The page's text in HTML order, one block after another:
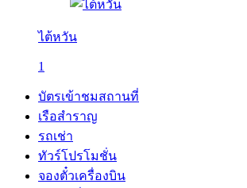
ไต้หวัน
1
บัตรเข้าชมสถานที่
เรือสำราญ
รถเช่า
ทัวร์โปรโมชั่น
จองตั๋วเครื่องบิน